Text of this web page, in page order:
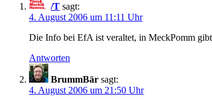
/T sagt:
4. August 2006 um 11:11 Uhr
Die Info bei EfA ist veraltet, in MeckPomm
Antworten
BrummBär sagt:
4. August 2006 um 21:50 Uhr